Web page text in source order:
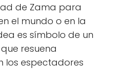
de Zama para
el mundo o en la
es símbolo de un
resuena
los espectadores